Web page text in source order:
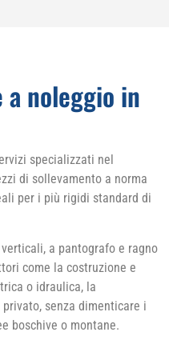
noleggio in
specializzati nel
di sollevamento a norma
per i più rigidi standard di
a pantografo e ragno
come la costruzione e
o idraulica, la
senza dimenticare i
boschive o montane.